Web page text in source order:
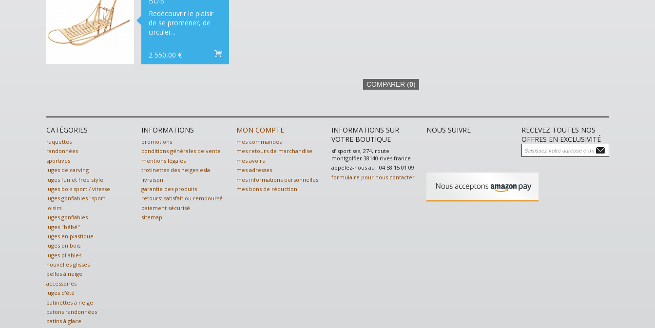
Redécouvrir le plaisir
de se promener, de
circuler...
2 550,00 €LIVRAISON
ENTRE 2 ET 3
COMPARER (0)
RECEVEZ TOUTES NOS
OFFRES EN EXCLUSIVITÉ
CATÉGORIES
raquettes
randonnées
sportives
luges de carving
luges fun et free style
luges bois sport / vitesse
luges gonflables "sport"
loisirs
luges gonflables
luges "bébé"
luges en plastique
luges en bois
luges pliables
nouvelles glisses
pelles à neige
accessoires
luges d'été
patinettes à neige
batons randonnées
patins à glace
INFORMATIONS
promotions
conditions générales de vente
mentions légales
trotinettes des neiges esla
livraison
garantie des produits
retours: satisfait ou remboursé
paiement sécurisé
sitemap
MON COMPTE
mes commandes
mes retours de marchandise
mes avoirs
mes adresses
mes informations personnelles
mes bons de réduction
INFORMATIONS SUR
VOTRE BOUTIQUE
sf sport sas, 274, route
montgolfier 38140 rives france
appelez-nous au : 04 58 15 01 09
formulaire pour nous contacter
NOUS SUIVRE